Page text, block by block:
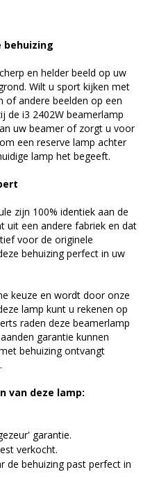
behuizing
en helder beeld op uw
Wilt u sport kijken met
of andere beelden op een
de i3 2402W beamerlamp
uw beamer of zorgt u voor
een reserve lamp achter
lamp het begeeft.
zijn 100% identiek aan de
uit een andere fabriek en dat
voor de originele
behuizing perfect in uw
keuze en wordt door onze
lamp kunt u rekenen op
raden deze beamerlamp
garantie kunnen
behuizing ontvangt
van deze lamp:
garantie.
verkocht.
de behuizing past perfect in